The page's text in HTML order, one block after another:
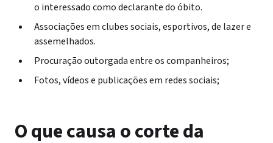
o interessado como declarante do óbito.
Associações em clubes sociais, esportivos, de lazer e
assemelhados.
Procuração outorgada entre os companheiros;
Fotos, vídeos e publicações em redes sociais;
O que causa o corte da